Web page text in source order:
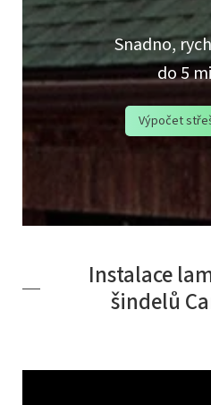
Snadno,
do 5
Výpočet
Instalace
šindelů